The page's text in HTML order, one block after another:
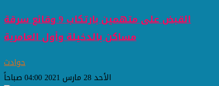
القبض على متهمين بارتكاب 9 وقائع سرقة
مساكن بالدخيلة وأول العامرية
حوادث
الأحد 28 مارس 2021 04:00 صباحاً